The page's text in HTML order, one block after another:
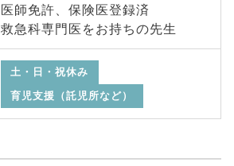
医師免許、保険医登録済
救急科専門医をお持ちの先生
土・日・祝休み
育児支援（託児所など）